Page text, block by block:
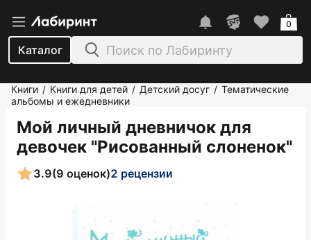
Каталог
0
Книги / Книги для детей / Детский досуг / Тематические
альбомы и ежедневники
Мой личный дневничок для
девочек "Рисованный слоненок"
3.9(9 оценок)2 рецензии